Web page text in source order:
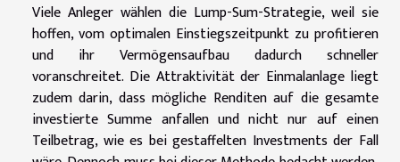
Viele Anleger wählen die Lump-Sum-Strategie, weil sie
hoffen, vom optimalen Einstiegszeitpunkt zu profitieren
und ihr Vermögensaufbau dadurch schneller
voranschreitet. Die Attraktivität der Einmalanlage liegt
zudem darin, dass mögliche Renditen auf die gesamte
investierte Summe anfallen und nicht nur auf einen
Teilbetrag, wie es bei gestaffelten Investments der Fall